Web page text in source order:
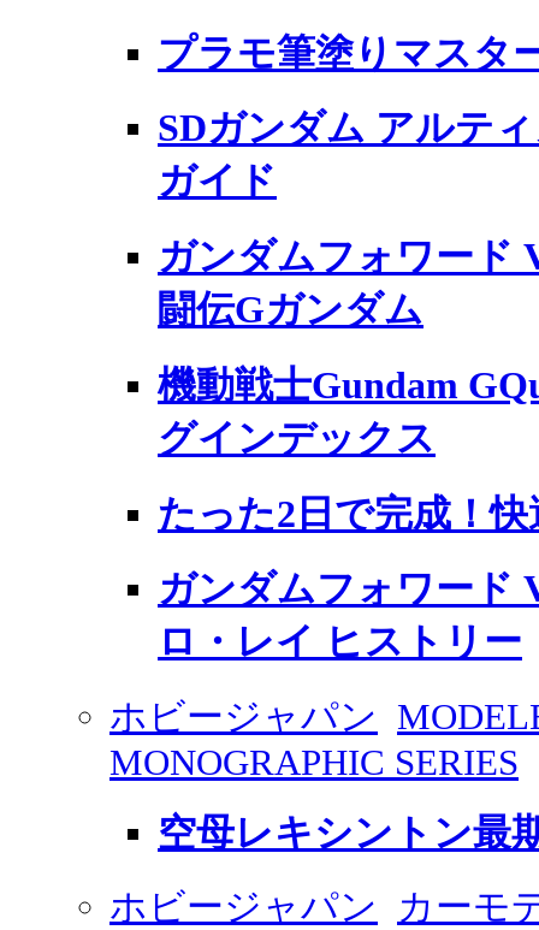
プラモ筆塗りマスタ
SDガンダム アルテ
ガイド
ガンダムフォワード
闘伝Gガンダム
機動戦士Gundam
グインデックス
たった2日で完成！
ガンダムフォワード
ロ・レイ ヒストリー
ホビージャパン
MONOGRAPHIC SERIES
空母レキシントン最
ホビージャパン カーモ